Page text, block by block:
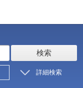
検索
詳細検索